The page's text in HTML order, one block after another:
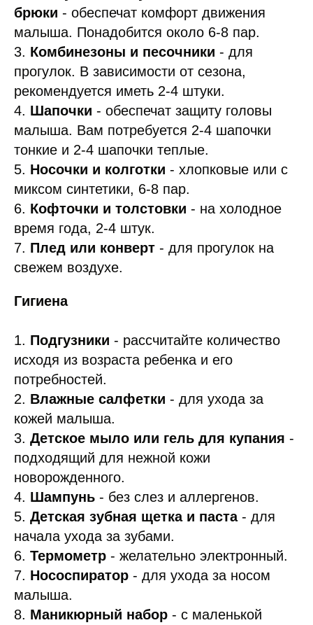
брюки - обеспечат комфорт движения
малыша. Понадобится около 6-8 пар.
3. Комбинезоны и песочники - для
прогулок. В зависимости от сезона,
рекомендуется иметь 2-4 штуки.
4. Шапочки - обеспечат защиту головы
малыша. Вам потребуется 2-4 шапочки
тонкие и 2-4 шапочки теплые.
5. Носочки и колготки - хлопковые или с
миксом синтетики, 6-8 пар.
6. Кофточки и толстовки - на холодное
время года, 2-4 штук.
7. Плед или конверт - для прогулок на
свежем воздухе.
Гигиена
1. Подгузники - рассчитайте количество
исходя из возраста ребенка и его
потребностей.
2. Влажные салфетки - для ухода за
кожей малыша.
3. Детское мыло или гель для купания -
подходящий для нежной кожи
новорожденного.
4. Шампунь - без слез и аллергенов.
5. Детская зубная щетка и паста- для
начала ухода за зубами.
6. Термометр - желательно электронный.
7. Нососпиратор - для ухода за носом
малыша.
8. Маникюрный набор - с маленькой